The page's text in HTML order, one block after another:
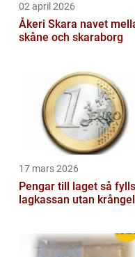
02 april 2026
Åkeri Skara navet mellan
skåne och skaraborg
17 mars 2026
Pengar till laget så fylls
lagkassan utan krångel